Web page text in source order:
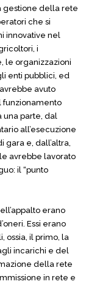
gestione della rete
che si
innovative nel
i
le organizzazioni
enti pubblici, ed
avuto
funzionamento
una parte, dal
all’esecuzione
e, dall’altra,
avrebbe lavorato
il “punto
erano
Essi erano
ossia, il primo, la
incarichi e del
della rete
in rete e